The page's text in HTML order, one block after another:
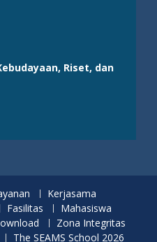
Riset, dan
Kerjasama
Fasilitas
Mahasiswa
Zona Integritas
The SEAMS School 2026